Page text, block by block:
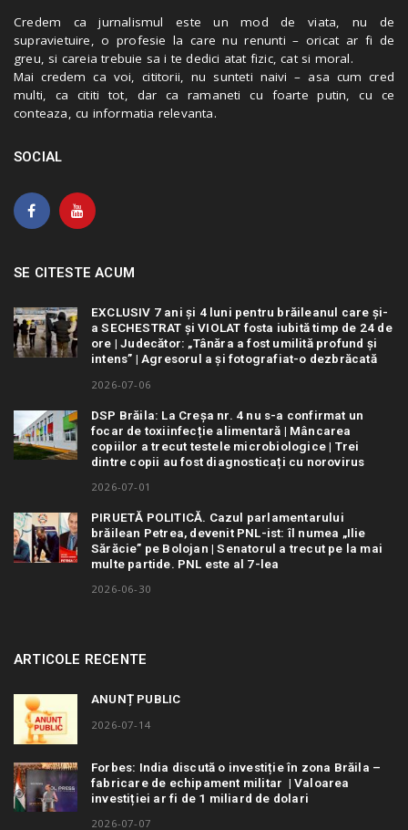
Credem ca jurnalismul este un mod de viata, nu de
supravietuire, o profesie la care nu renunti – oricat ar fi de
greu, si careia trebuie sa i te dedici atat fizic, cat si moral.
Mai credem ca voi, cititorii, nu sunteti naivi – asa cum cred
multi, ca cititi tot, dar ca ramaneti cu foarte putin, cu ce
conteaza, cu informatia relevanta.
SOCIAL
SE CITESTE ACUM
EXCLUSIV 7 ani și 4 luni pentru brăileanul care și-
a SECHESTRAT și VIOLAT fosta iubită timp de 24 de
ore | Judecător: „Tânăra a fost umilită profund și
intens” | Agresorul a și fotografiat-o dezbrăcată
2026-07-06
DSP Brăila: La Creșa nr. 4 nu s-a confirmat un
focar de toxiinfecție alimentară | Mâncarea
copiilor a trecut testele microbiologice | Trei
dintre copii au fost diagnosticați cu norovirus
2026-07-01
PIRUETĂ POLITICĂ. Cazul parlamentarului
brăilean Petrea, devenit PNL-ist: îl numea „Ilie
Sărăcie” pe Bolojan | Senatorul a trecut pe la mai
multe partide. PNL este al 7-lea
2026-06-30
ARTICOLE RECENTE
ANUNȚ PUBLIC
2026-07-14
Forbes: India discută o investiție în zona Brăila –
fabricare de echipament militar | Valoarea
investiției ar fi de 1 miliard de dolari
2026-07-07